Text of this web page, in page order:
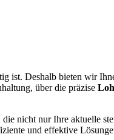
ist. Deshalb bieten wir
über die präzise
nicht nur Ihre aktuelle
und effektive